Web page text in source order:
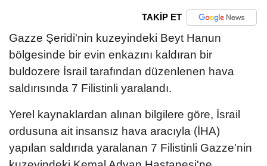
TAKİP ET
Gazze Şeridi'nin kuzeyindeki Beyt Hanun
bölgesinde bir evin enkazını kaldıran bir
buldozere İsrail tarafından düzenlenen hava
saldırısında 7 Filistinli yaralandı.
Yerel kaynaklardan alınan bilgilere göre, İsrail
ordusuna ait insansız hava aracıyla (İHA)
yapılan saldırıda yaralanan 7 Filistinli Gazze'nin